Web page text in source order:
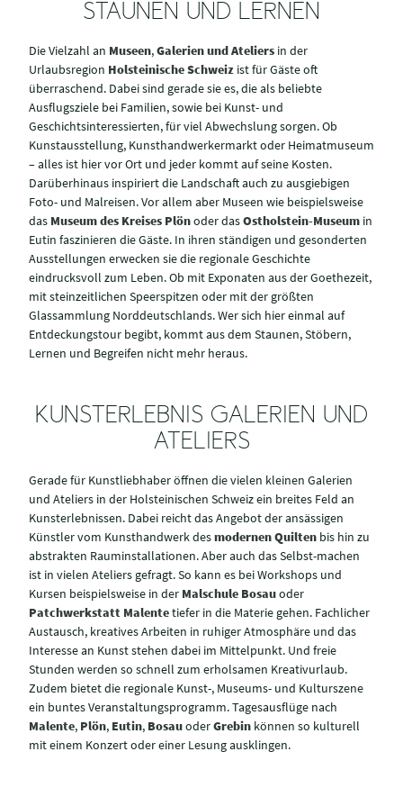
STAUNEN UND LERNEN
Die Vielzahl an Museen,Galerien und Ateliers in der
Urlaubsregion Holsteinische Schweiz ist für Gäste oft
überraschend. Dabei sind gerade sie es, die als beliebte
Ausflugsziele bei Familien, sowie bei Kunst- und
Geschichtsinteressierten, für viel Abwechslung sorgen. Ob
Kunstausstellung, Kunsthandwerkermarkt oder Heimatmuseum
– alles ist hier vor Ort und jeder kommt auf seine Kosten.
Darüberhinaus inspiriert die Landschaft auch zu ausgiebigen
Foto- und Malreisen. Vor allem aber Museen wie beispielsweise
das Museum des Kreises Plönoder dasOstholstein-Museum in
Eutin faszinieren die Gäste. In ihren ständigen und gesonderten
Ausstellungen erwecken sie die regionale Geschichte
eindrucksvoll zum Leben. Ob mit Exponaten aus der Goethezeit,
mit steinzeitlichen Speerspitzen oder mit der größten
Glassammlung Norddeutschlands. Wer sich hier einmal auf
Entdeckungstour begibt, kommt aus dem Staunen, Stöbern,
Lernen und Begreifen nicht mehr heraus.
KUNSTERLEBNIS GALERIEN UND
ATELIERS
Gerade für Kunstliebhaber öffnen die vielen kleinen Galerien
und Ateliers in der Holsteinischen Schweiz ein breites Feld an
Kunsterlebnissen. Dabei reicht das Angebot der ansässigen
Künstler vom Kunsthandwerk desmodernen Quilten bis hin zu
abstrakten Rauminstallationen. Aber auch das Selbst-machen
ist in vielen Ateliers gefragt. So kann es bei Workshops und
Kursen beispielsweise in der Malschule Bosauoder
Patchwerkstatt Malentetiefer in die Materie gehen. Fachlicher
Austausch, kreatives Arbeiten in ruhiger Atmosphäre und das
Interesse an Kunst stehen dabei im Mittelpunkt. Und freie
Stunden werden so schnell zum erholsamen Kreativurlaub.
Zudem bietet die regionale Kunst-, Museums- und Kulturszene
ein buntes Veranstaltungsprogramm. Tagesausflüge nach
Malente, Plön, Eutin, BosauoderGrebin können so kulturell
mit einem Konzert oder einer Lesung ausklingen.